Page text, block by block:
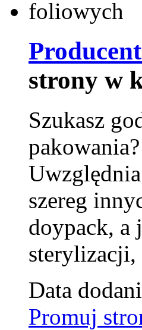
strony w
Szukasz
szereg
doypack, a
sterylizacji,
Data
Promuj